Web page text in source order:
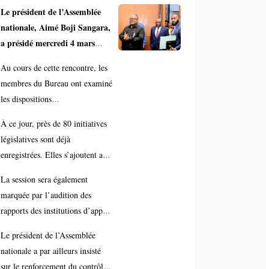
session de mars axée sur
le contrôle parlementaire
Le président de l’Assemblée
nationale, Aimé Boji Sangara,
a présidé mercredi 4 mars
de la chambre basse consacrée
aux préparatifs de la session
ordinaire qui s’ouvrira le 15
mars prochain.
Au cours de cette rencontre, les
membres du Bureau ont examiné
les dispositions
nécessaires au bon déroulement
de cette session,
traditionnellement consacrée au
contrôle parlementaire. Le
président de l’Assemblée
nationale a fixé les grandes
tenant compte du contexte
politique, économique,
À ce jour, près de 80 initiatives
législatives sont déjà
enregistrées. Elles s’ajoutent aux
contrôle parlementaire,
notamment les questions
d’actualité, les questions orales
avec débat et d’autres
instruments permettant aux
députés d’évaluer l’action du
La session sera également
marquée par l’audition des
rapports des institutions d’appui
Commission Électorale
Nationale Indépendante (CENI),
Le président de l’Assemblée
nationale a par ailleurs insisté
sur le renforcement du contrôle